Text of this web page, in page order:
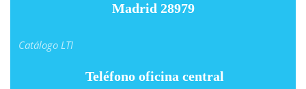
Madrid 28979
Catálogo LTI
Teléfono oficina central